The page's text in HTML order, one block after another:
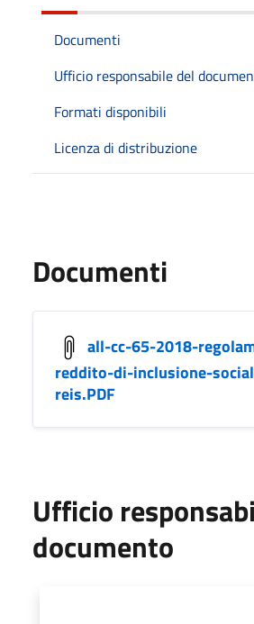
Documenti
Ufficio responsabile del
Formati disponibili
Licenza di distribuzione
Documenti
all-cc-65-2018-
reddito-di-inclusione-
reis.PDF
Ufficio
documento